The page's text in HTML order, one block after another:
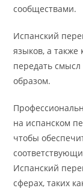
сообществами.
Испанский
языков, а также
передать
образом.
на испанском
чтобы
Испанский
сферах, таких